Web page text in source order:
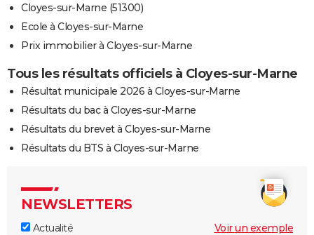
Cloyes-sur-Marne (51300)
Ecole à Cloyes-sur-Marne
Prix immobilier à Cloyes-sur-Marne
Tous les résultats officiels à Cloyes-sur-Marne
Résultat municipale 2026 à Cloyes-sur-Marne
Résultats du bac à Cloyes-sur-Marne
Résultats du brevet à Cloyes-sur-Marne
Résultats du BTS à Cloyes-sur-Marne
NEWSLETTERS
Actualité
Voir un exemple